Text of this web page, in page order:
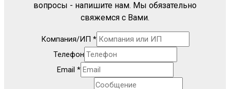
вопросы - напишите нам. Мы обязательно
свяжемся с Вами.
Компания/ИП *
Телефон
Email *